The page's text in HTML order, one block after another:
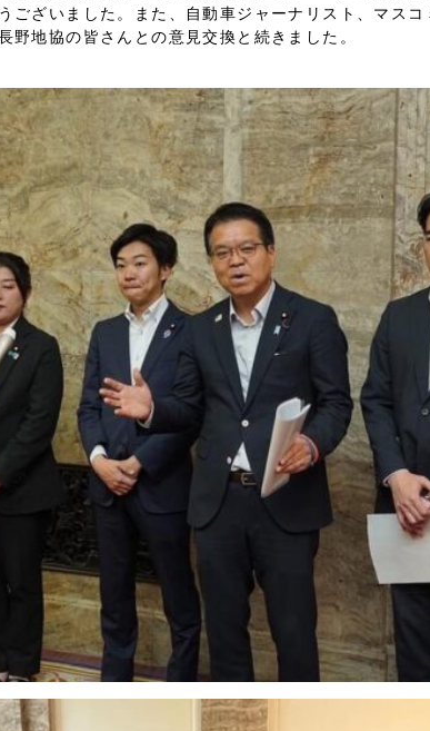
ございました。また、自動車ジャーナリスト、マス
野地協の皆さんとの意見交換と続きました。